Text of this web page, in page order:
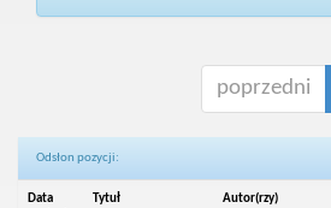
poprzedni
Odsłon pozycji:
Data
Tytuł Autor(rzy)